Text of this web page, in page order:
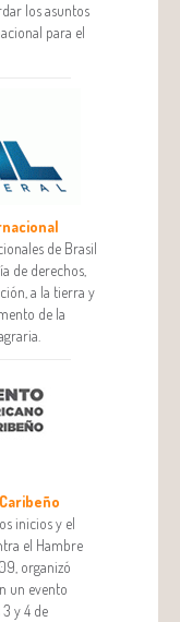
los asuntos
para el
de Brasil
de derechos,
a la tierra y
de la
inicios y el
el Hambre
organizó
un evento
y 4 de